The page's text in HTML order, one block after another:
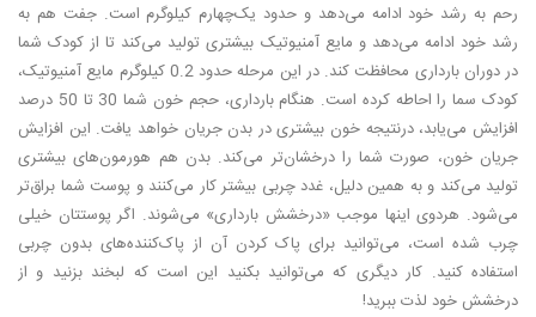
رحم به رشد خود ادامه می­‌دهد و حدود یک­‌چهارم کیلوگرم است. جفت هم به
رشد خود ادامه می­‌دهد و مایع آمنیوتیک بیشتری تولید می­‌کند تا از کودک شما
در دوران بارداری محافظت کند. در این مرحله حدود 0.2 کیلوگرم مایع آمنیوتیک،
کودک سما را احاطه کرده است. هنگام بارداری، حجم خون شما 30 تا 50 درصد
افزایش می­‌یابد، درنتیجه خون بیشتری در بدن جریان خواهد یافت. این افزایش
جریان خون، صورت شما را درخشان‌­تر می­‌کند. بدن هم هورمون‌های بیشتری
تولید می­‌کند و به همین دلیل، غدد چربی بیشتر کار می­‌کنند و پوست شما براق­‌تر
می‌­شود. هردوی این­ها موجب «درخشش بارداری» می‌­شوند. اگر پوستتان خیلی
چرب شده­ است، می­‌توانید برای پاک کردن آن از پاک­‌کننده­‌های بدون چربی
استفاده کنید. کار دیگری که می­‌توانید بکنید این است که لبخند بزنید و از
درخشش خود لذت ببرید!